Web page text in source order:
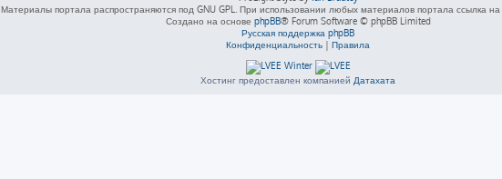
Материалы портала распространяются под GNU GPL. При использовании любых материалов портала ссылка на
Создано на основе phpBB® Forum Software © phpBB Limited
Русская поддержка phpBB
Конфиденциальность | Правила
Хостинг предоставлен компанией Датахата